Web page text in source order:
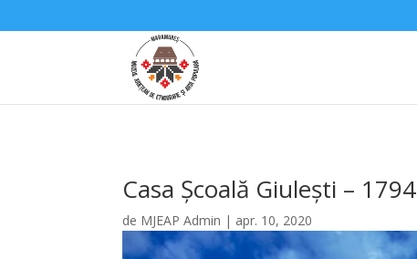
Casa Școală Giulești – 1794
de MJEAP Admin | apr. 10, 2020